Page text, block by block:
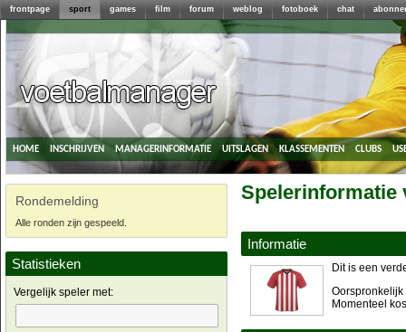
frontpage sport games film forum weblog fotoboek chat
home inschrijven managerinformatie uitslagen klassementen clubs
Rondemelding
Alle ronden zijn gespeeld.
Statistieken
Vergelijk speler met:
Spelerinformatie
Informatie
Dit is een
Oorspronkelijk
Momenteel